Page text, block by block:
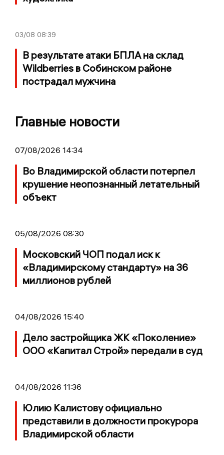
03/08 08:39
В результате атаки БПЛА на склад
Wildberries в Собинском районе
пострадал мужчина
Главные новости
07/08/2026 14:34
Во Владимирской области потерпел
крушение неопознанный летательный
объект
05/08/2026 08:30
Московский ЧОП подал иск к
«Владимирскому стандарту» на 36
миллионов рублей
04/08/2026 15:40
Дело застройщика ЖК «Поколение»
ООО «Капитал Строй» передали в суд
04/08/2026 11:36
Юлию Калистову официально
представили в должности прокурора
Владимирской области